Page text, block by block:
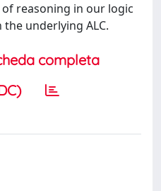
reasoning in our logic
the underlying ALC.
completa